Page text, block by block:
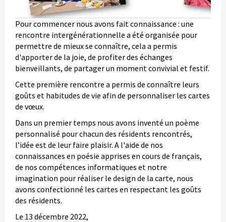
Pour commencer nous avons fait connaissance : une
rencontre intergénérationnelle a été organisée pour
permettre de mieux se connaître, cela a permis
d'apporter de la joie, de profiter des échanges
bienveillants, de partager un moment convivial et festif.
Cette première rencontre a permis de connaître leurs
goûts et habitudes de vie afin de personnaliser les cartes
de vœux.
Dans un premier temps nous avons inventé un poème
personnalisé pour chacun des résidents rencontrés,
l’idée est de leur faire plaisir. A l'aide de nos
connaissances en poésie apprises en cours de français,
de nos compétences informatiques et notre
imagination pour réaliser le design de la carte, nous
avons confectionné les cartes en respectant les goûts
des résidents.
Le 13 décembre 2022,